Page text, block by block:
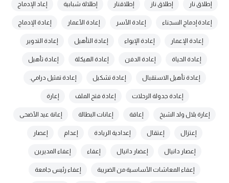
إطلاق نار إطلاق ناز إطلاقنار إطلالة شبابية إعاد الإدماج
إعادة إدماج السجناء إعادة الأسر إعادة الأعمار إعادة الإدماج
إعادة الإعمار إعادة الإيواء إعادة التأهيل إعادة التدوير
إعادة الحياة إعادة الدفن إعادة الهيكلة إعادة تأهيل
إعادة تأهيل الاستقبال إعادة تشكيل إعادة تمثيل درامي.
إعادة جدولة الرحلات إعادة فتح الملف إعارة
إعارة بلال ولد الشيخ إعاقة إعانات البطالة إعانة عيد الأضحى
إعتزال إعتقال إعدادية الريادة إعدام إعصار
إعصار دانيال إعضار دانيال إعفاء إعفاء المديرين
إعفاء المعاشات الأساسية من الضريبة إعفاء رئيس جامعة